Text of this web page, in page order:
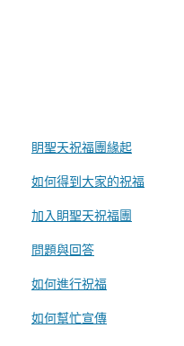
眀聖天祝福團緣起
如何得到大家的祝福
加入眀聖天祝福團
問題與回答
如何進行祝福
如何幫忙宣傳